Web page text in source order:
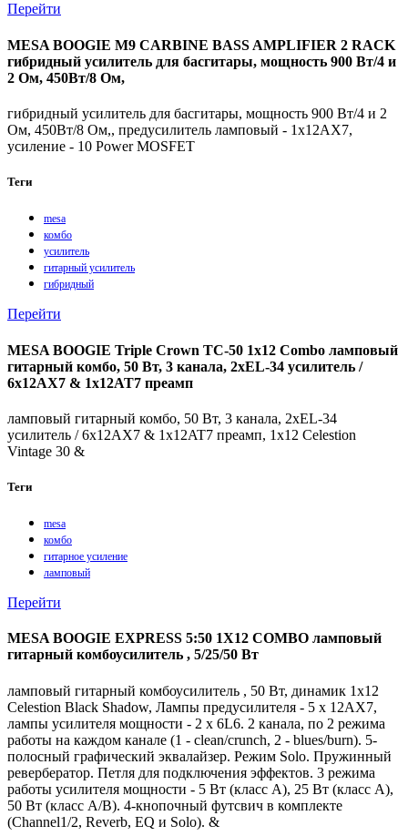
Перейти
MESA BOOGIE M9 CARBINE BASS AMPLIFIER 2 RACK
гибридный усилитель для басгитары, мощность 900 Вт/4 и
2 Ом, 450Вт/8 Ом,
гибридный усилитель для басгитары, мощность 900 Вт/4 и 2
Ом, 450Вт/8 Ом,, предусилитель ламповый - 1x12AX7,
усиление - 10 Power MOSFET
Теги
mesa
комбо
усилитель
гитарный усилитель
гибридный
Перейти
MESA BOOGIE Triple Crown TC-50 1x12 Combo ламповый
гитарный комбо, 50 Вт, 3 канала, 2xEL-34 усилитель /
6x12AX7 & 1x12AT7 преамп
ламповый гитарный комбо, 50 Вт, 3 канала, 2xEL-34
усилитель / 6x12AX7 & 1x12AT7 преамп, 1х12 Celestion
Vintage 30 &
Теги
mesa
комбо
гитарное усиление
ламповый
Перейти
MESA BOOGIE EXPRESS 5:50 1X12 COMBO ламповый
гитарный комбоусилитель , 5/25/50 Вт
ламповый гитарный комбоусилитель , 50 Вт, динамик 1x12
Celestion Black Shadow, Лампы предусилителя - 5 x 12AX7,
лампы усилителя мощности - 2 x 6L6. 2 канала, по 2 режима
работы на каждом канале (1 - clean/crunch, 2 - blues/burn). 5-
полосный графический эквалайзер. Режим Solo. Пружинный
ревербератор. Петля для подключения эффектов. 3 режима
работы усилителя мощности - 5 Вт (класс А), 25 Вт (класс А),
50 Вт (класс A/B). 4-кнопочный футсвич в комплекте
(Channel1/2, Reverb, EQ и Solo). &